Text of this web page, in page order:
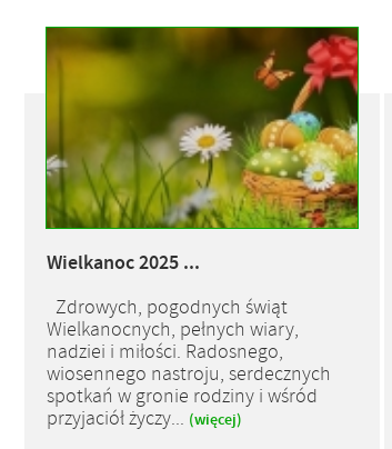
Wielkanoc 2025 ...
Zdrowych, pogodnych świąt
Wielkanocnych, pełnych wiary,
nadziei i miłości. Radosnego,
wiosennego nastroju, serdecznych
spotkań w gronie rodziny i wśród
przyjaciół życzy... (więcej)